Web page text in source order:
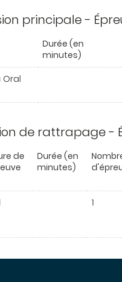
principale -
Durée (en
minutes)
Oral
de rattrapage -
de
Durée (en
minutes)
1